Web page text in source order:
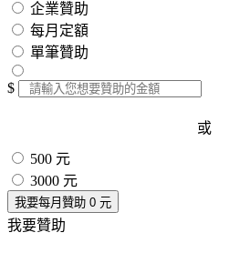
企業贊助
每月定額
單筆贊助
$
或
500 元
3000 元
我要每月贊助 0 元
我要贊助